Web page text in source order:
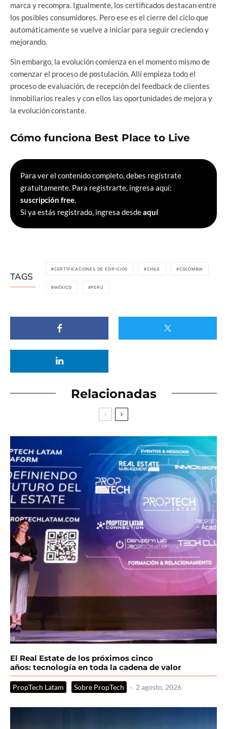
marca y recompra. Igualmente, los certificados destacan entre
los posibles consumidores. Pero ese es el cierre del ciclo que
automáticamente se vuelve a iniciar para seguir creciendo y
mejorando.
Sin embargo, la evolución comienza en el momento mismo de
comenzar el proceso de postulación. Allí empieza todo el
proceso de evaluación, de recepción del feedback de clientes
inmobiliarios reales y con ellos las oportunidades de mejora y
la evolución constante.
Cómo funciona Best Place to Live
Para ver el contenido completo, debes regístrate
gratuitamente. Para registrarte, ingresa aquí:
suscripción free.
Si ya estás registrado, ingresa desdeaquí
TAGS
CERTIFICACIONES DE EDIFICIOS CHILE COLOMBIA
MÉXICO PERÚ
Relacionadas
El Real Estate de los próximos cinco
años: tecnología en toda la cadena de valor
PropTech Latam Sobre PropTech · 2 agosto, 2026